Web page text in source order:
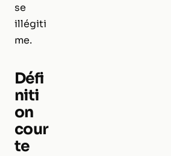
se
illégiti
me.
Défi
niti
on
cour
te